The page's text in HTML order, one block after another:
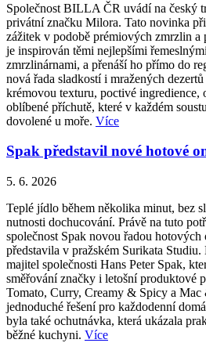
Společnost BILLA ČR uvádí na český
privátní značku Milora. Tato novinka
zážitek v podobě prémiových zmrzlin
je inspirován těmi nejlepšími
zmrzlinárnami, a přenáší ho přímo do
nová řada sladkostí i mražených
krémovou texturu, poctivé ingredience,
oblíbené příchutě, které v každém
dovolené u moře. Více
Spak představil nové hotové
5. 6. 2026
Teplé jídlo během několika minut, bez
nutnosti dochucování. Právě na tuto
společnost Spak novou řadou hotových
představila v pražském Surikata
majitel společnosti Hans Peter Spak,
směřování značky i letošní produktové
Tomato, Curry, Creamy & Spicy a Mac
jednoduché řešení pro každodenní
byla také ochutnávka, která ukázala
běžné kuchyni. Více